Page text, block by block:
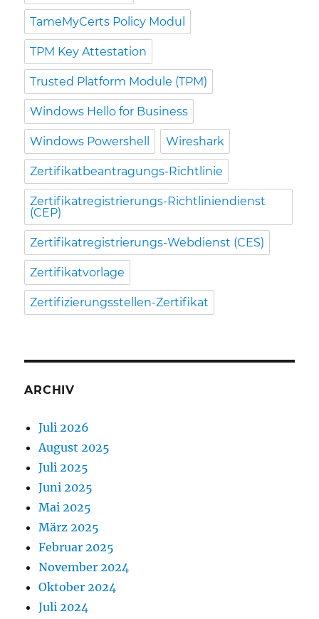
TameMyCerts Policy Modul
TPM Key Attestation
Trusted Platform Module (TPM)
Windows Hello for Business
Windows Powershell Wireshark
Zertifikatbeantragungs-Richtlinie
Zertifikatregistrierungs-Richtliniendienst
(CEP)
Zertifikatregistrierungs-Webdienst (CES)
Zertifikatvorlage
Zertifizierungsstellen-Zertifikat
ARCHIV
Juli 2026
August 2025
Juli 2025
Juni 2025
Mai 2025
März 2025
Februar 2025
November 2024
Oktober 2024
Juli 2024